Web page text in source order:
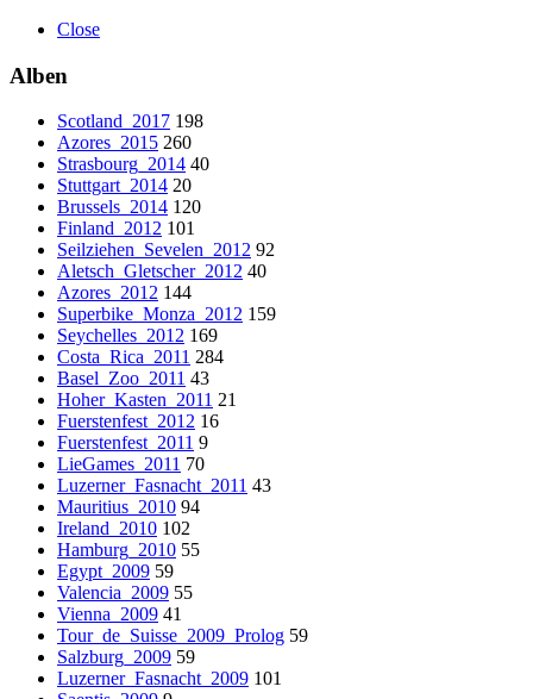
Close
Alben
Scotland_2017 198
Azores_2015 260
Strasbourg_2014 40
Stuttgart_2014 20
Brussels_2014 120
Finland_2012 101
Seilziehen_Sevelen_2012 92
Aletsch_Gletscher_2012 40
Azores_2012 144
Superbike_Monza_2012 159
Seychelles_2012 169
Costa_Rica_2011 284
Basel_Zoo_2011 43
Hoher_Kasten_2011 21
Fuerstenfest_2012 16
Fuerstenfest_2011 9
LieGames_2011 70
Luzerner_Fasnacht_2011 43
Mauritius_2010 94
Ireland_2010 102
Hamburg_2010 55
Egypt_2009 59
Valencia_2009 55
Vienna_2009 41
Tour_de_Suisse_2009_Prolog 59
Salzburg_2009 59
Luzerner_Fasnacht_2009 101